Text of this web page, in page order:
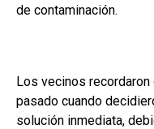
de contaminación.
Los vecinos
pasado cuando
solución inmediata,